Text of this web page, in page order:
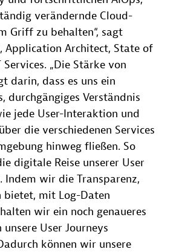
verändernde Cloud-
Griff zu behalten“, sagt
Application Architect, State of
„Die Stärke von
darin, dass es uns ein
durchgängiges Verständnis
jede User-Interaktion und
die verschiedenen Services
hinweg fließen. So
digitale Reise unserer User
Indem wir die Transparenz,
bietet, mit Log-Daten
wir ein noch genaueres
User Journeys
können wir unsere